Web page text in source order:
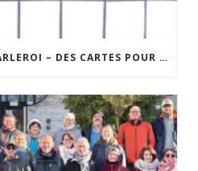
FESTIVAL NOURRIR CHARLEROI – DES CARTES POUR « DIRE LA FAIM » : UNE BALADE SENSIBLE DANS LA VILLE